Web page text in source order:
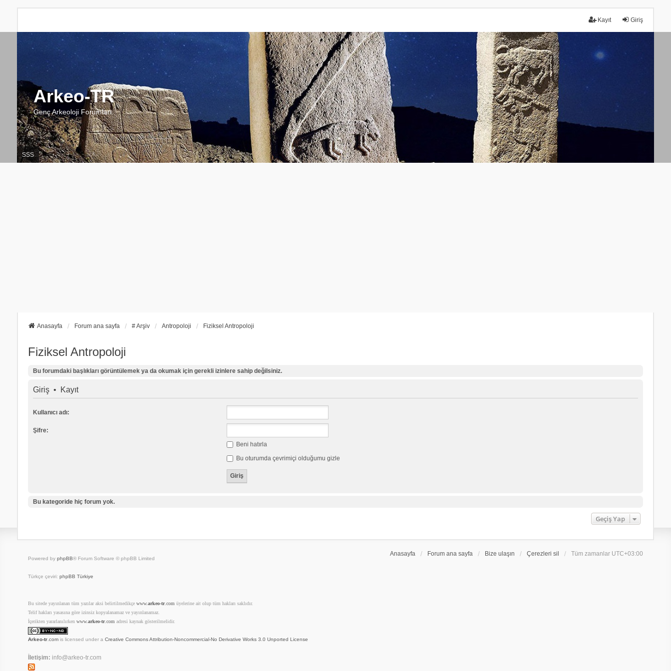
Giriş
Kayıt
Arkeo-TR
Genç Arkeoloji Forumları
SSS
Anasayfa Forum ana sayfa # Arşiv Antropoloji Fiziksel Antropoloji
Fiziksel Antropoloji
Bu forumdaki başlıkları görüntülemek ya da okumak için gerekli izinlere sahip değilsiniz.
Giriş• Kayıt
Kullanıcı adı:
Şifre:
Beni hatırla
Bu oturumda çevrimiçi olduğumu gizle
Bu kategoride hiç forum yok.
Geçiş Yap
Anasayfa Forum ana sayfa Bize ulaşın Çerezleri sil Tüm zamanlar UTC+03:00
Powered by phpBB® Forum Software © phpBB Limited
Türkçe çeviri: phpBB Türkiye
Bu sitede yayınlanan tüm yazılar aksi belirtilmedikçe www.arkeo-tr.com üyelerine ait olup tüm hakları saklıdır.
Telif hakları yasasına göre izinsiz kopyalanamaz ve yayınlanamaz.
İçerikten yararlanılırken www.arkeo-tr.com adresi kaynak gösterilmelidir.
Arkeo-tr.comis licensed under a Creative Commons Attribution-Noncommercial-No Derivative Works 3.0 Unported License
İletişim: info@arkeo-tr.com